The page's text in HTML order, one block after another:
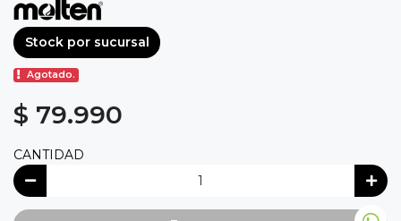
Stock por sucursal
Agotado.
$ 79.990
CANTIDAD